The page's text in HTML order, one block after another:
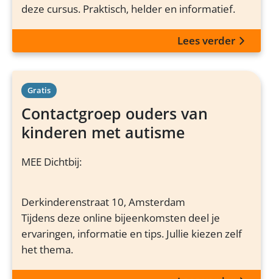
deze cursus. Praktisch, helder en informatief.
Lees verder
Gratis
Contactgroep ouders van
kinderen met autisme
MEE Dichtbij:
Derkinderenstraat 10, Amsterdam
Tijdens deze online bijeenkomsten deel je
ervaringen, informatie en tips. Jullie kiezen zelf
het thema.